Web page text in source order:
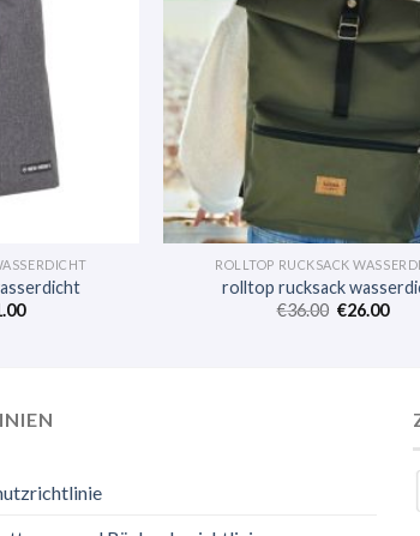
ROLLTOP RUCKSACK
rolltop rucksack
€36.00 €26.00